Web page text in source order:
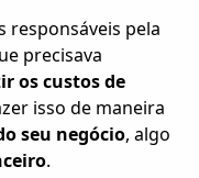
responsáveis pela
precisava
os custos de
isso de maneira
seu negócio, algo
.